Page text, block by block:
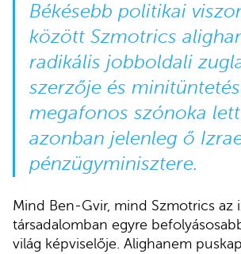
Békésebb politikai
között Szmotrics
radikális jobboldali
szerzője és
megafonos szónoka
azonban jelenleg ő
pénzügyminisztere.
Mind Ben-Gvir, mind Szmotrics az
társadalomban egyre
világ képviselője. Alighanem